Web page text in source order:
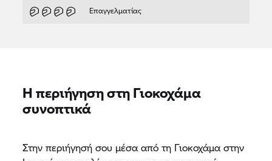
Επαγγελματίας
Η περιήγηση στη Γιοκοχάμα
συνοπτικά
Στην περιήγησή σου μέσα από τη Γιοκοχάμα στην